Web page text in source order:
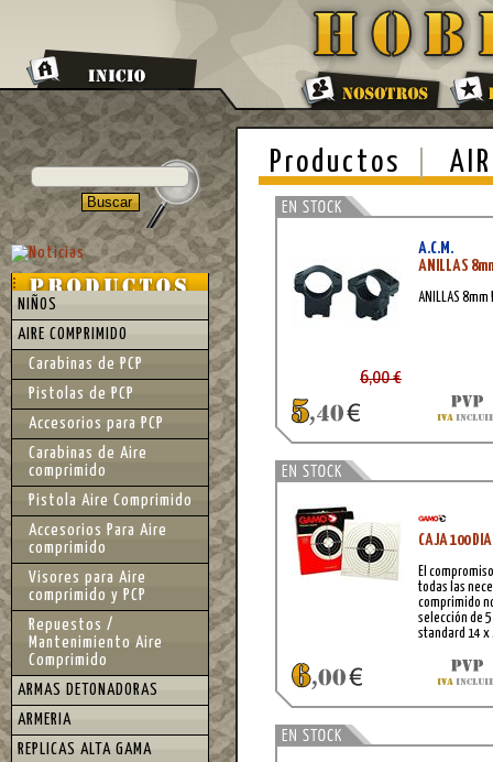
Productos
A.C.M.
ANILLAS
ANILLAS 8mm
6,00 €
CAJA 100
El
todas las
comprimido
selección de
standard 14 x
NIÑOS
AIRE COMPRIMIDO
Carabinas de PCP
Pistolas de PCP
Accesorios para PCP
Carabinas de Aire
comprimido
Pistola Aire Comprimido
Accesorios Para Aire
comprimido
Visores para Aire
comprimido y PCP
Repuestos /
Mantenimiento Aire
Comprimido
ARMAS DETONADORAS
ARMERIA
REPLICAS ALTA GAMA